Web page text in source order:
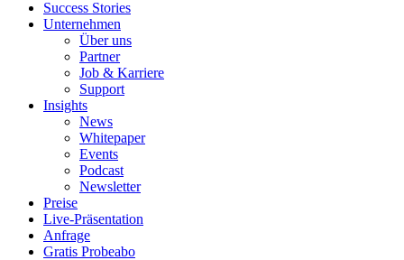
Success Stories
Unternehmen
Über uns
Partner
Job & Karriere
Support
Insights
News
Whitepaper
Events
Podcast
Newsletter
Preise
Live-Präsentation
Anfrage
Gratis Probeabo